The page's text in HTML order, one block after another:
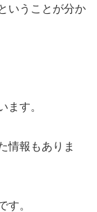
いうことが分か
ます。
情報もありま
す。